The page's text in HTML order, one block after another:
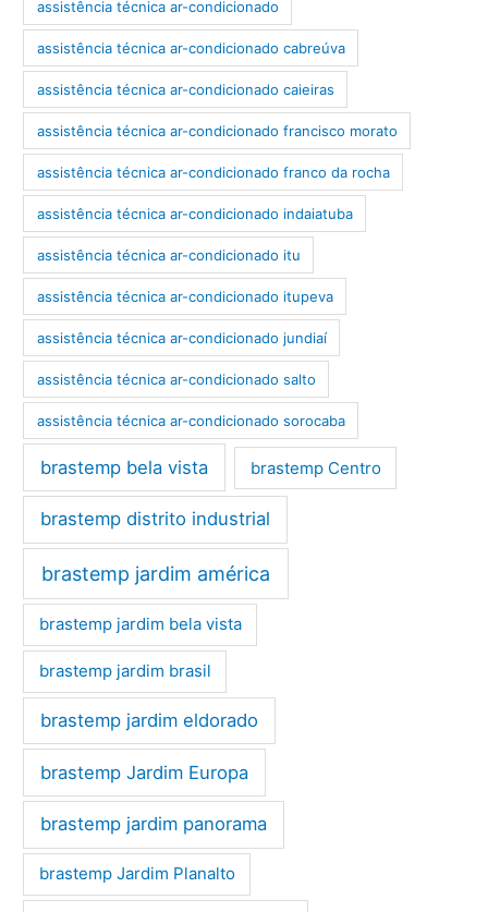
assistência técnica ar-condicionado
assistência técnica ar-condicionado cabreúva
assistência técnica ar-condicionado caieiras
assistência técnica ar-condicionado francisco morato
assistência técnica ar-condicionado franco da rocha
assistência técnica ar-condicionado indaiatuba
assistência técnica ar-condicionado itu
assistência técnica ar-condicionado itupeva
assistência técnica ar-condicionado jundiaí
assistência técnica ar-condicionado salto
assistência técnica ar-condicionado sorocaba
brastemp bela vista brastemp Centro
brastemp distrito industrial
brastemp jardim américa
brastemp jardim bela vista
brastemp jardim brasil
brastemp jardim eldorado
brastemp Jardim Europa
brastemp jardim panorama
brastemp Jardim Planalto